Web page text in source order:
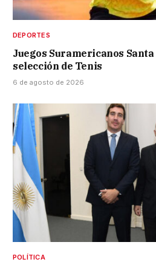
DEPORTES
Juegos Suramericanos
selección de Tenis
6 de agosto de 2026
POLÍTICA